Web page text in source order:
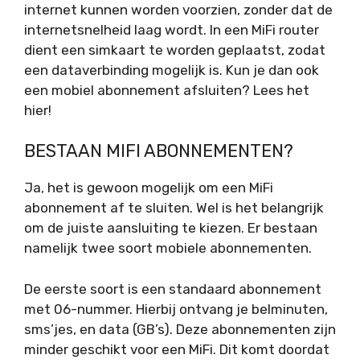
internet kunnen worden voorzien, zonder dat de
internetsnelheid laag wordt. In een MiFi router
dient een simkaart te worden geplaatst, zodat
een dataverbinding mogelijk is. Kun je dan ook
een mobiel abonnement afsluiten? Lees het
hier!
BESTAAN MIFI ABONNEMENTEN?
Ja, het is gewoon mogelijk om een MiFi
abonnement af te sluiten. Wel is het belangrijk
om de juiste aansluiting te kiezen. Er bestaan
namelijk twee soort mobiele abonnementen.
De eerste soort is een standaard abonnement
met 06-nummer. Hierbij ontvang je belminuten,
sms’jes, en data (GB’s). Deze abonnementen zijn
minder geschikt voor een MiFi. Dit komt doordat